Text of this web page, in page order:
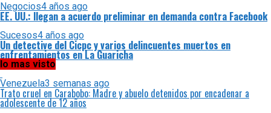
Negocios4 años ago
EE. UU.: llegan a acuerdo preliminar en demanda contra Facebook
Sucesos4 años ago
Un detective del Cicpc y varios delincuentes muertos en
enfrentamientos en La Guaricha
lo mas visto
Venezuela3 semanas ago
Trato cruel en Carabobo: Madre y abuelo detenidos por encadenar a
adolescente de 12 años